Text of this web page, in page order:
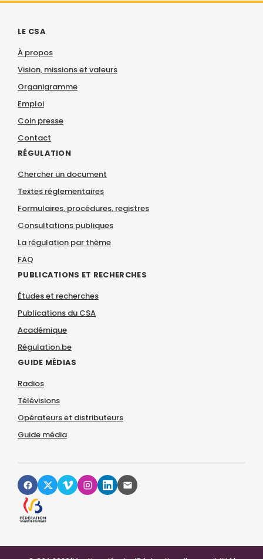
LE CSA
À propos
Vision, missions et valeurs
Organigramme
Emploi
Coin presse
Contact
RÉGULATION
Chercher un document
Textes réglementaires
Formulaires, procédures, registres
Consultations publiques
La régulation par thème
FAQ
PUBLICATIONS ET RECHERCHES
Études et recherches
Publications du CSA
Académique
Régulation.be
GUIDE MÉDIAS
Radios
Télévisions
Opérateurs et distributeurs
Guide média